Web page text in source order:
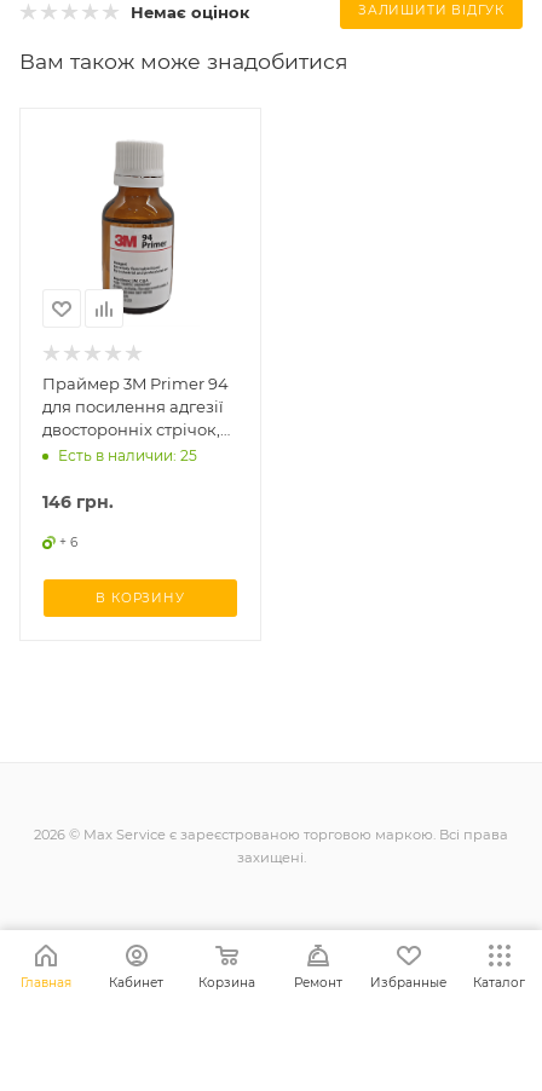
Немає оцінок ЗАЛИШИТИ ВІДГУК
Вам також може знадобитися
Праймер 3M Primer 94
для посилення адгезії
двосторонніх стрічок,
10млЕсть в наличии: 25
146 грн.
+ 6
В КОРЗИНУ
2026 © Max Service є зареєстрованою торговою маркою. Всі права
захищені.
+38 (098) 128-11-11
Главная Кабинет Корзина Ремонт Избранные Каталог